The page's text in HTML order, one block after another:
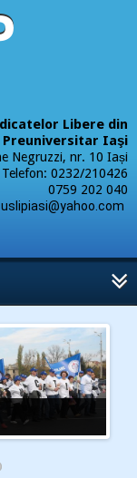
Libere din
Iaşi
Negruzzi, nr. 10 Iași
Telefon: 0232/210426
040
uslipiasi@yahoo.com